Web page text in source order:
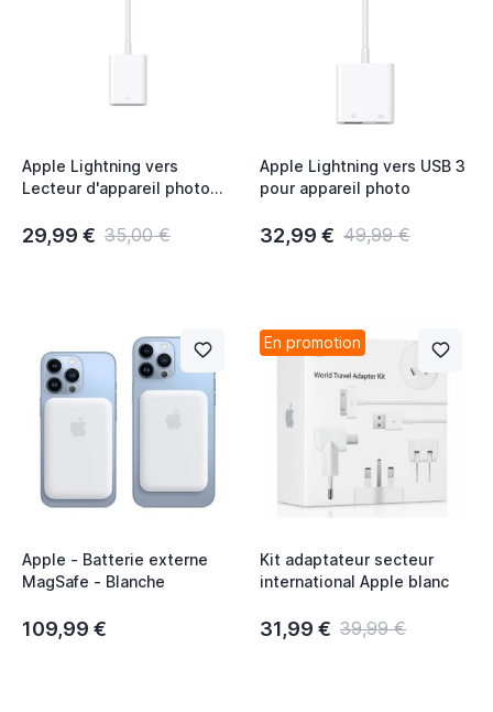
Apple Lightning vers
Lecteur d'appareil photo
29,99 € 35,00 €
Apple Lightning vers USB 3
pour appareil photo
32,99 € 49,99 €
Apple - Batterie externe
MagSafe - Blanche
109,99 €
En promotion
Kit adaptateur secteur
international Apple blanc
31,99 € 39,99 €